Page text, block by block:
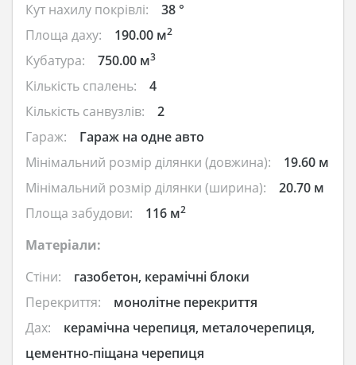
Кут нахилу покрівлі:
38 °
Площа даху:
190.00 м2
Кубатура: 750.00 м3
Кількість спалень:
4
Кількість санвузлів:
2
Гараж:
Гараж на одне авто
Мінімальний розмір ділянки (довжина):
19.60 м
Мінімальний розмір ділянки (ширина):
20.70 м
Площа забудови:
116 м2
Матеріали:
Стіни:
газобетон, керамічні блоки
Перекриття:
монолітне перекриття
Дах:
керамічна черепиця, металочерепиця,
цементно-піщана черепиця